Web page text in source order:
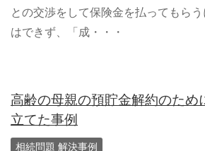
との交渉をして保険金を払ってもら
はできず、「成・・・
高齢の母親の預貯金解約のため
立てた事例
相続問題 解決事例